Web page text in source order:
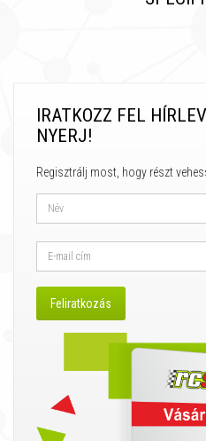
IRATKOZZ FEL
NYERJ!
Regisztrálj most, hogy részt